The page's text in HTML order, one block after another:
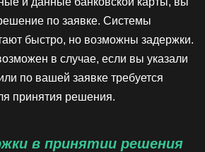
по заявке. Системы
быстро, но возможны задержки.
в случае, если вы указали
по вашей заявке требуется
принятия решения.
в принятии решения